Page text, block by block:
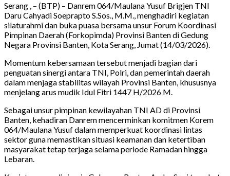
Serang , – (BTP) – Danrem 064/Maulana Yusuf Brigjen TNI
Daru Cahyadi Soeprapto S.Sos., M.M., menghadiri kegiatan
silaturahmi dan buka puasa bersama unsur Forum Koordinasi
Pimpinan Daerah (Forkopimda) Provinsi Banten di Gedung
Negara Provinsi Banten, Kota Serang, Jumat (14/03/2026).
Momentum kebersamaan tersebut menjadi bagian dari
penguatan sinergi antara TNI, Polri, dan pemerintah daerah
dalam menjaga stabilitas wilayah Provinsi Banten, khususnya
menjelang arus mudik Idul Fitri 1447 H/2026 M.
Sebagai unsur pimpinan kewilayahan TNI AD di Provinsi
Banten, kehadiran Danrem mencerminkan komitmen Korem
064/Maulana Yusuf dalam memperkuat koordinasi lintas
sektor guna memastikan situasi keamanan dan ketertiban
masyarakat tetap terjaga selama periode Ramadan hingga
Lebaran.